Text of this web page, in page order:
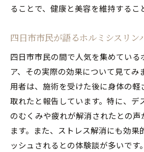
で老廃物排出効果アップ
四日市市でホルミシスリ
四日市市のホルミシスリ
景
体験者の声から見るホル
の人気の理由
ることで、健康と美容を維持するこ
四日市市民が語るホルミシスリン
四日市市民の間で人気を集めている
ア、その実際の効果について見てみ
用者は、施術を受けた後に身体の
取れたと報告しています。特に、デ
のむくみや疲れが解消されたとの声
ます。また、ストレス解消にも効果
ッシュされるとの体験談が多いです